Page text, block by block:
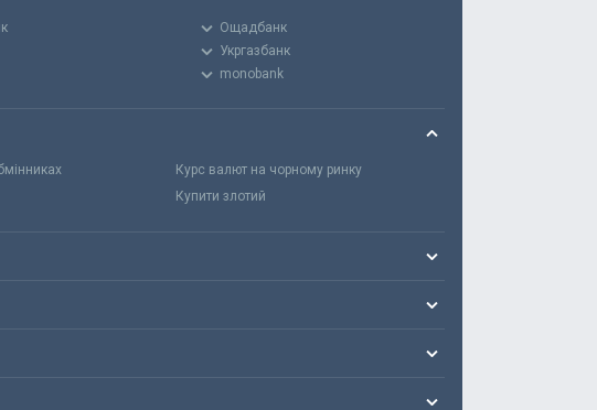
Ощадбанк
Укргазбанк
monobank
Курс валют на чорному ринку
Купити злотий